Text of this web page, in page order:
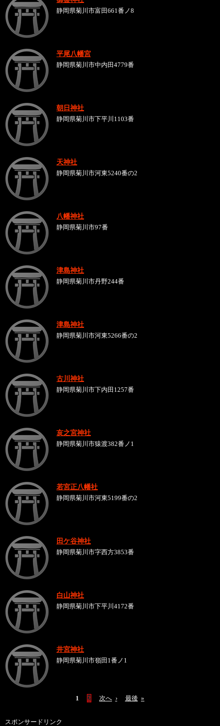
静岡県菊川市富田661番ノ8
平尾八幡宮
静岡県菊川市中内田4779番
朝日神社
静岡県菊川市下平川1103番
天神社
静岡県菊川市河東5240番の2
八幡神社
静岡県菊川市97番
津島神社
静岡県菊川市丹野244番
津島神社
静岡県菊川市河東5266番の2
古川神社
静岡県菊川市下内田1257番
亥之宮神社
静岡県菊川市猿渡382番ノ1
若宮正八幡社
静岡県菊川市河東5199番の2
田ケ谷神社
静岡県菊川市字西方3853番
白山神社
静岡県菊川市下平川4172番
井宮神社
静岡県菊川市嶺田1番ノ1
1 2 次へ › 最後 »
スポンサードリンク